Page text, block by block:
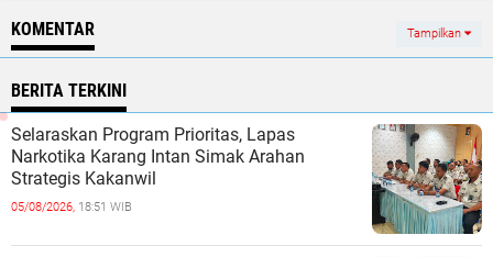
KOMENTAR Tampilkan
BERITA TERKINI
Selaraskan Program Prioritas, Lapas
Narkotika Karang Intan Simak Arahan
Strategis Kakanwil
05/08/2026, 18:51 WIB